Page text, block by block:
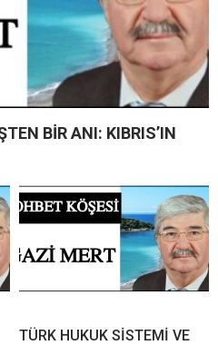
BİR ANI: KIBRIS’IN
TÜRK HUKUK SİSTEMİ VE